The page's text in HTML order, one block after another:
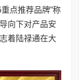
点推荐品牌”称
向下对产品安
着陆禄通在大